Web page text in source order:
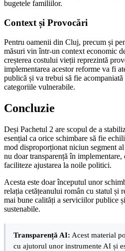
bugetele familiilor.
Context și Provocări
Pentru oamenii din Cluj, precum și
măsuri vin într-un context economic
creșterea costului vieții reprezintă
implementarea acestor reforme va fi
publică și va trebui să fie
categoriile vulnerabile.
Concluzie
Deși Pachetul 2 are scopul de a
esențial ca orice schimbare să fie
mod disproporționat niciun segment
nu doar transparență în implementare,
faciliteze ajustarea la noile politici.
Acesta este doar începutul unor
relația cetățeanului român cu statul și
mai bune calități a serviciilor publice
sustenabile.
Transparență AI: Acest material
cu ajutorul unor instrumente AI și